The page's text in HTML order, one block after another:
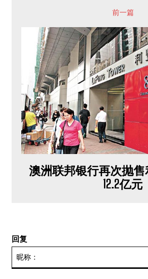
前一篇
澳洲联邦银行再次抛售
12.2亿元
回复